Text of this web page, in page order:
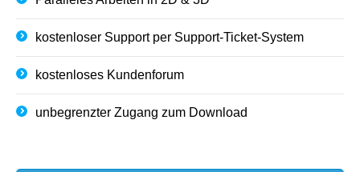
kostenloser Support per Support-Ticket-System
kostenloses Kundenforum
unbegrenzter Zugang zum Download